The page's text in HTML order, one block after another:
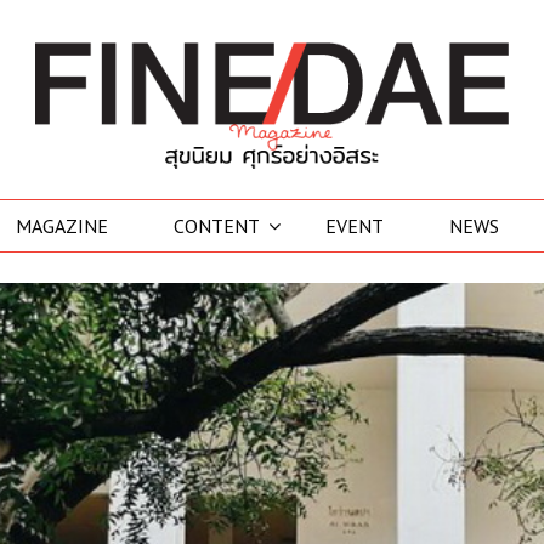
MAGAZINE CONTENT EVENT NEWS